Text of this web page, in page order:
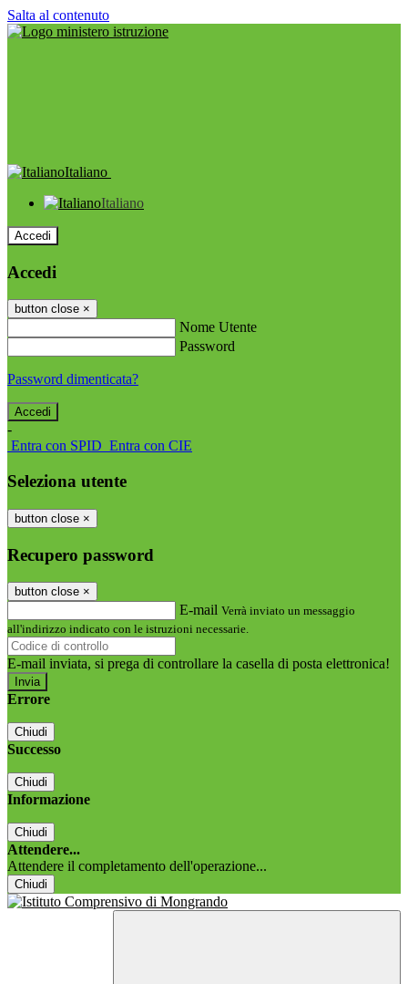
Salta al contenuto
Italiano
Italiano
Accedi
Accedi
button close ×
Nome Utente
Password
Password dimenticata?
-
Entra con SPID Entra con CIE
Seleziona utente
button close ×
Recupero password
button close ×
E-mail Verrà inviato un messaggio
all'indirizzo indicato con le istruzioni necessarie.
E-mail inviata, si prega di controllare la casella di posta elettronica!
Errore
Chiudi
Successo
Chiudi
Informazione
Chiudi
Attendere...
Attendere il completamento dell'operazione...
Chiudi